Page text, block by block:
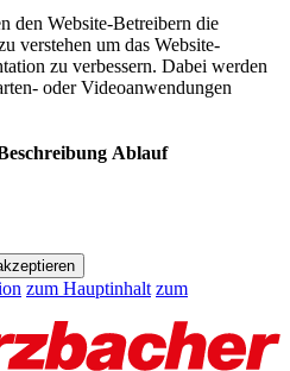
den Website-Betreibern die
verstehen um das Website-
zu verbessern. Dabei werden
oder Videoanwendungen
Ablauf
zum Hauptinhalt zum